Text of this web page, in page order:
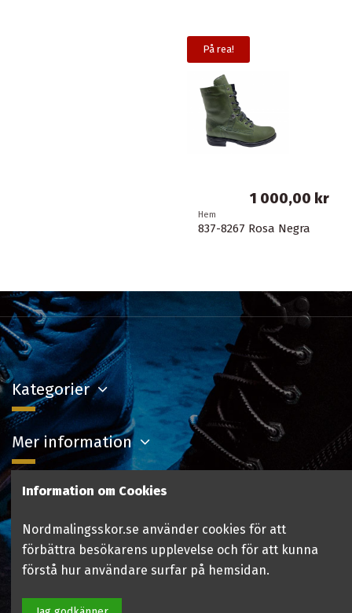
På rea!
Hem
837-8267 Rosa Negra
1 000,00 kr
Kategorier
Mer information
Kontakta oss
Följ oss
Information om Cookies
Nordmalingsskor.se använder cookies för att
förbättra besökarens upplevelse och för att kunna
förstå hur användare surfar på hemsidan.